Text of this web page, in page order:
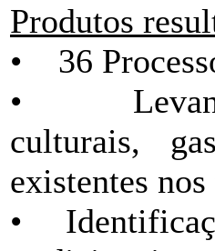
Produtos
• 36
•
culturais,
existentes
•